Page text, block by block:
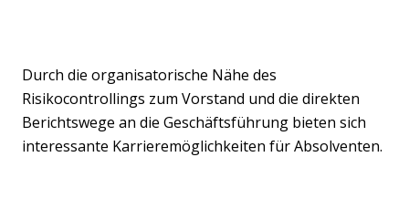
Durch die organisatorische Nähe des
Risikocontrollings zum Vorstand und die direkten
Berichtswege an die Geschäftsführung bieten sich
interessante Karrieremöglichkeiten für Absolventen.